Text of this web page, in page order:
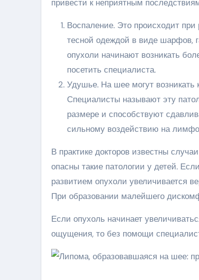
привести к неприятным
Воспаление. Это происходит
тесной одеждой в виде шарфов,
опухоли начинают возникать
посетить специалиста.
Удушье. На шее могут
Специалисты называют эту
размере и способствуют
сильному воздействию на
В практике докторов известны
опасны такие патологии у детей.
развитием опухоли увеличивается
При образовании малейшего
Если опухоль начинает
ощущения, то без помощи